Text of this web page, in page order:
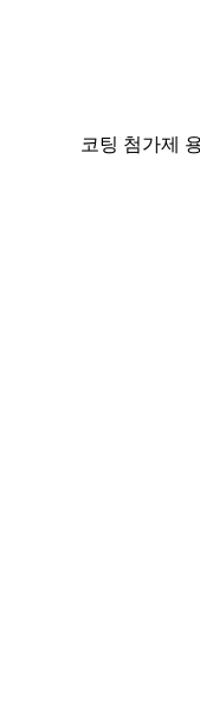
코팅 첨가제